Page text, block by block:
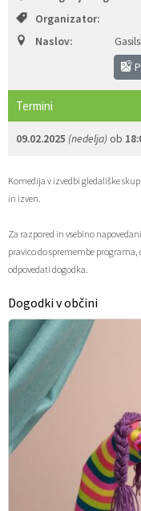
Organizator:
Naslov:
Termini
09.02.2025 (nedelja) ob
Komedija v izvedbi gledališke
in izven.
Za razpored in vsebino
pravico do spremembe
odpovedati dogodka.
Dogodki v občini
Zaščita prijaviteljev
Katalog informacij
Fotogalerija
Organigram
Uradne ure
Svet koroške regije
Javni razpisi in objave
Lokalne volitve
Projekti in investicije
Celostna prometna
Lokalni program za
Občinski predpisi
Občinski časopis
Proračun občine
Izleti in poti
3D predstavitev občine
Virtualna panorama